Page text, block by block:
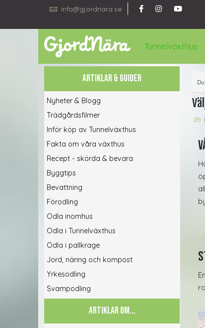
info@gjordnara.se
Tunnelväxthus
ARTIKLAR & GUIDER
Nyheter & Blogg
Trädgårdsfilmer
Inför köp av Tunnelväxthus
Fakta om våra växthus
Recept - skörda & bevara
Byggtips
Bevattning
Förodling
Odla inomhus
Odla i Tunnelväxthus
Odla i pallkrage
Jord, näring och kompost
Yrkesodling
Svampodling
ARTIKLAR OM...